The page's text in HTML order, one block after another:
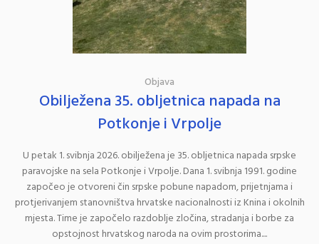
Objava
Obilježena 35. obljetnica napada na
Potkonje i Vrpolje
U petak 1. svibnja 2026. obilježena je 35. obljetnica napada srpske
paravojske na sela Potkonje i Vrpolje. Dana 1. svibnja 1991. godine
započeo je otvoreni čin srpske pobune napadom, prijetnjama i
protjerivanjem stanovništva hrvatske nacionalnosti iz Knina i okolnih
mjesta. Time je započelo razdoblje zločina, stradanja i borbe za
opstojnost hrvatskog naroda na ovim prostorima....